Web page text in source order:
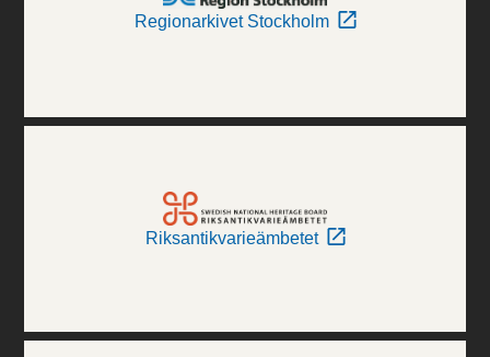
Regionarkivet Stockholm
Riksantikvarieämbetet